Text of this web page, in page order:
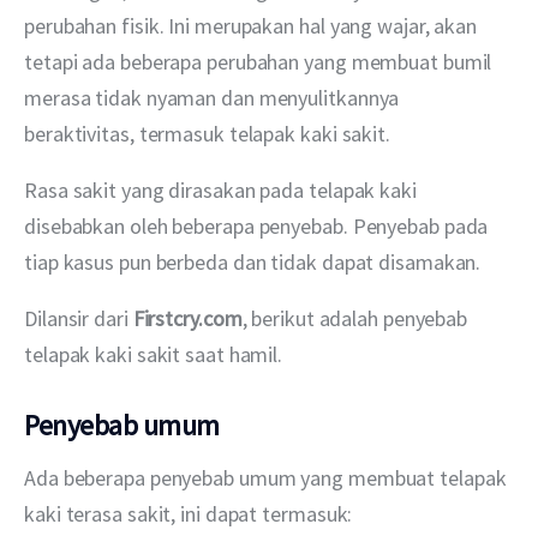
perubahan fisik. Ini merupakan hal yang wajar, akan
tetapi ada beberapa perubahan yang membuat bumil
merasa tidak nyaman dan menyulitkannya
beraktivitas, termasuk telapak kaki sakit.
Rasa sakit yang dirasakan pada telapak kaki
disebabkan oleh beberapa penyebab. Penyebab pada
tiap kasus pun berbeda dan tidak dapat disamakan.
Dilansir dari Firstcry.com, berikut adalah penyebab
telapak kaki sakit saat hamil.
Penyebab umum
Ada beberapa penyebab umum yang membuat telapak
kaki terasa sakit, ini dapat termasuk: